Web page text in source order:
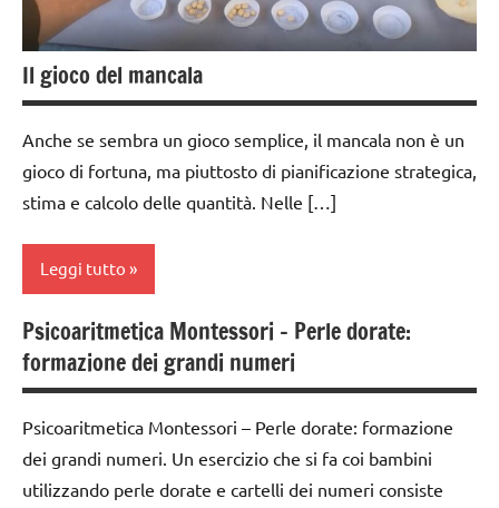
Il gioco del mancala
Anche se sembra un gioco semplice, il mancala non è un
gioco di fortuna, ma piuttosto di pianificazione strategica,
stima e calcolo delle quantità. Nelle […]
Leggi tutto
classi
1a-5a
3 ai
6
anni
Psicoaritmetica Montessori – Perle dorate:
formazione dei grandi numeri
Psicoaritmetica Montessori – Perle dorate: formazione
dei grandi numeri. Un esercizio che si fa coi bambini
utilizzando perle dorate e cartelli dei numeri consiste